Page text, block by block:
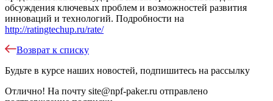
обсуждения ключевых проблем и возможностей развития
инноваций и технологий. Подробности на
http://ratingtechup.ru/rate/
Возврат к списку
Будьте в курсе наших новостей, подпишитесь на рассылку
Отлично! На почту site@npf-paker.ru отправлено